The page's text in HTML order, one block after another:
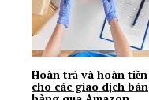
Hoàn trả và hoàn tiền
cho các giao dịch bán